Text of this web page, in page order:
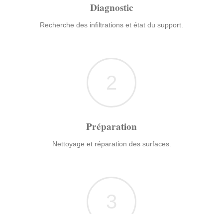
Diagnostic
Recherche des infiltrations et état du support.
2
Préparation
Nettoyage et réparation des surfaces.
3